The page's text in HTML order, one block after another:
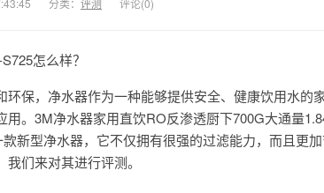
分类： 评测 评论(0)
怎么样？
环保，净水器作为一种能够提供安全、健康饮用水的
用。3M净水器家用直饮RO反渗透厨下700G大通量
新型净水器，它不仅拥有很强的过滤能力，而且更
们来对其进行评测。